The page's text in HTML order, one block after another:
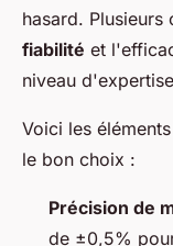
hasard. Plusieurs
fiabilité et
niveau
Voici les
le bon choix :
Précision de
de ±0,5%